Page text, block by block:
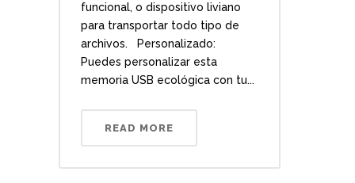
funcional, o dispositivo liviano
para transportar todo tipo de
archivos. Personalizado:
Puedes personalizar esta
memoria USB ecológica con tu...
READ MORE